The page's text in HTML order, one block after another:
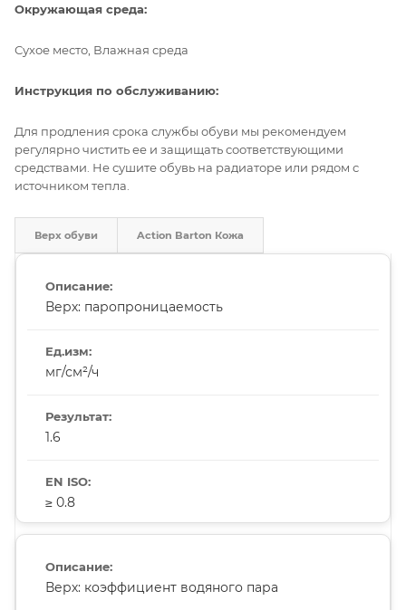
Окружающая среда:
Сухое место, Влажная среда
Инструкция по обслуживанию:
Для продления срока службы обуви мы рекомендуем
регулярно чистить ее и защищать соответствующими
средствами. Не сушите обувь на радиаторе или рядом с
источником тепла.
Верх обуви Action Barton Кожа
Верх: паропроницаемость
мг/см²/ч
1.6
≥ 0.8
Верх: коэффициент водяного пара